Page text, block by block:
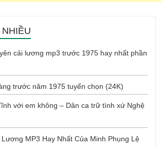
cải lương mp3 trước 1975 hay nhất phần
trước năm 1975 tuyển chọn (24K)
với em không – Dân ca trữ tình xứ Nghệ
MP3 Hay Nhất Của Minh Phụng Lệ